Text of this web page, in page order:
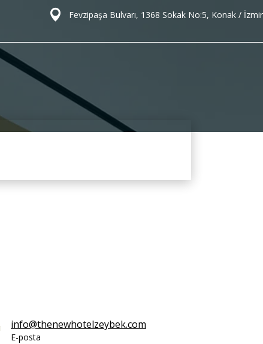
Fevzipaşa Bulvarı, 1368 Sokak No:5, Konak / İzmir
info@thenewhotelzeybek.com
E-posta